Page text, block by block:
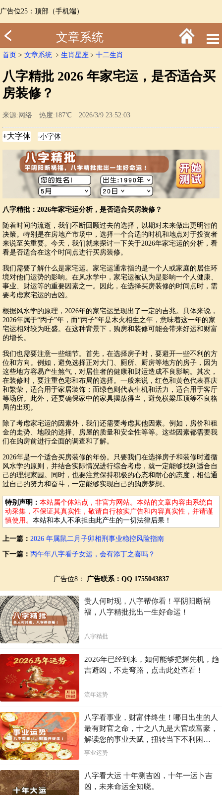
广告位25：顶部（手机端）
文章系统
首页 > 文章系统 ﹥ 生肖星座 ﹥ 十二生肖
八字精批 2026 年家宅运，是否适合买
房装修？
来源:网络 热度:187℃ 2026/3/9 23:52:03
八字精批：2026年家宅运分析，是否适合买房装修？
随着时间的流逝，我们不断回顾过去的选择，以期对未来做出更明智的
决策。特别是在房地产市场中，选择一个合适的时机和地点对于投资者
来说至关重要。今天，我们就来探讨一下关于2026年家宅运的分析，看
看是否适合在这个时间点进行买房装修。
我们需要了解什么是家宅运。家宅运通常指的是一个人或家庭的居住环
境对他们运势的影响。在风水学中，家宅运被认为是影响一个人健康、
事业、财运等的重要因素之一。因此，在选择买房装修的时间点时，需
要考虑家宅运的吉凶。
根据风水学的原理，2026年的家宅运呈现出了一定的吉兆。具体来说，
2026年属于“丙子”年，而“丙子”年是木火相生之年，意味着这一年的家
宅运相对较为旺盛。在这种背景下，购房和装修可能会带来好运和财富
的增长。
我们也需要注意一些细节。首先，在选择房子时，要避开一些不利的方
位和方向。例如，避免选择正对大门、厕所、厨房等地方的房子，因为
这些地方容易产生煞气，对居住者的健康和财运造成不良影响。其次，
在装修时，要注重色彩和布局的选择。一般来说，红色和黄色代表喜庆
和繁荣，适合用于家居装饰；而绿色则代表生机和活力，适合用于客厅
等场所。此外，还要确保家中的家具摆放得当，避免横梁压顶等不良格
局的出现。
除了考虑家宅运的因素外，我们还需要考虑其他因素。例如，房价和租
金的走势、地段的选择、房屋的质量和安全性等等。这些因素都需要我
们在购房前进行全面的调查和了解。
2026年是一个适合买房装修的年份。只要我们在选择房子和装修时遵循
风水学的原则，并结合实际情况进行综合考虑，就一定能够找到适合自
己的理想家园。同时，也要注意保持积极的心态和耐心的态度，相信通
过自己的努力和奋斗，一定能够实现自己的购房梦想。
特别声明： 本站属个体站点，非官方网站。本站的文章内容由系统自
动采集，不保证其真实性，敬请自行核实广告和内容真实性，并请谨
慎使用。 本站和本人不承担由此产生的一切法律后果！
上一篇： 2026 年属鼠二月子卯相刑事业稳控风险指南
下一篇： 丙午年八字看子女运，会有添丁之喜吗？
广告位8： 广告联系：QQ 1755043837
贵人何时现，八字帮你看！平阴阳断祸
福，八字精批批出一生好命运！
八字精批
2026年已经到来，如何能够把握先机，趋
吉避凶，不走弯路，点击此处查看！
流年运势
八字看事业，财富伴终生！哪日出生的人
最有财官之命，十之八九是大官或富豪，
解读您的事业天赋，扭转当下不利困
局！！
事业运势
八字看大运 十年测吉凶，十年一运卜吉
凶，未来命运全知晓。